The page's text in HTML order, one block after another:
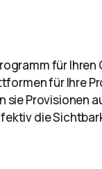
für
für Ihre
Provisionen
die